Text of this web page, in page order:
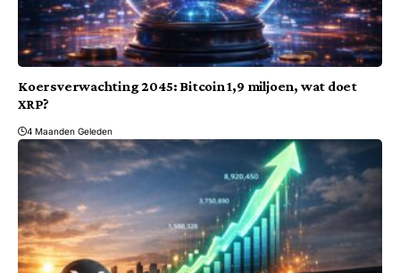
Koersverwachting 2045: Bitcoin 1,9 miljoen, wat doet
XRP?
4 Maanden Geleden